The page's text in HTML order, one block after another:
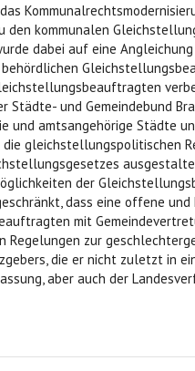
den kommunalen
dabei auf eine
Städte- und Gemeindebund
und amtsangehörige Städte
gleichstellungspolitischen
der
dass eine offene und
mit
Regelungen zur
die er nicht zuletzt in
aber auch der